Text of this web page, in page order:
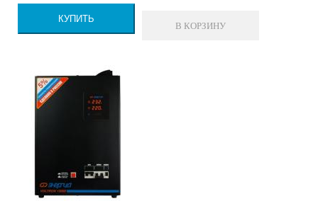
КУПИТЬ
В КОРЗИНУ